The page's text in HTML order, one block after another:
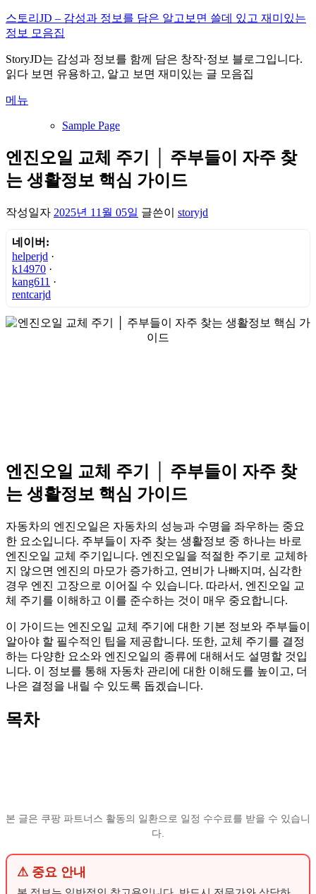
내
용
로
바
가
스토리JD – 감성과 정보를 담은 알고보면 쓸데 있고 재미있는
정보 모음집
StoryJD는 감성과 정보를 함께 담은 창작·정보 블로그입니다.
읽다 보면 유용하고, 알고 보면 재미있는 글 모음집
메뉴
Sample Page
엔진오일 교체 주기 │ 주부들이 자주 찾
는 생활정보 핵심 가이드
작성일자 2025년 11월 05일 글쓴이 storyjd
네이버:
helperjd ·
k14970 ·
kang611 ·
rentcarjd
엔진오일 교체 주기 │ 주부들이 자주 찾
는 생활정보 핵심 가이드
자동차의 엔진오일은 자동차의 성능과 수명을 좌우하는 중요
한 요소입니다. 주부들이 자주 찾는 생활정보 중 하나는 바로
엔진오일 교체 주기입니다. 엔진오일을 적절한 주기로 교체하
지 않으면 엔진의 마모가 증가하고, 연비가 나빠지며, 심각한
경우 엔진 고장으로 이어질 수 있습니다. 따라서, 엔진오일 교
체 주기를 이해하고 이를 준수하는 것이 매우 중요합니다.
이 가이드는 엔진오일 교체 주기에 대한 기본 정보와 주부들이
알아야 할 필수적인 팁을 제공합니다. 또한, 교체 주기를 결정
하는 다양한 요소와 엔진오일의 종류에 대해서도 설명할 것입
니다. 이 정보를 통해 자동차 관리에 대한 이해도를 높이고, 더
나은 결정을 내릴 수 있도록 돕겠습니다.
목차
본 글은 쿠팡 파트너스 활동의 일환으로 일정 수수료를 받을 수 있습니
다.
⚠ 중요 안내